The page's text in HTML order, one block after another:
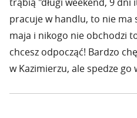
pracuje w handlu, to nie ma
maja i nikogo nie obchodzi
chcesz odpocząć! Bardzo
w Kazimierzu, ale spedze go